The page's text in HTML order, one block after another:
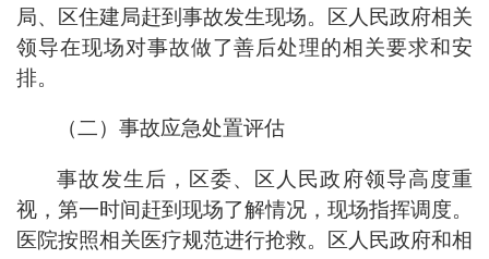
局、区住建局赶到事故发生现场。区人民政府相关
领导在现场对事故做了善后处理的相关要求和安
排。
（二）事故应急处置评估
事故发生后，区委、区人民政府领导高度重
视，第一时间赶到现场了解情况，现场指挥调度。
医院按照相关医疗规范进行抢救。区人民政府和相